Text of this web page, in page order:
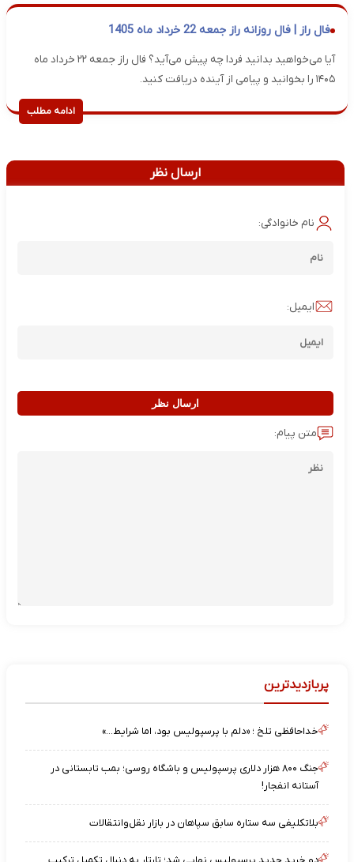
فال راز | فال روزانه راز جمعه 22 خرداد ماه 1405
آیا می‌خواهید بدانید فردا چه پیش می‌آید؟ فال راز جمعه ۲۲ خرداد ماه
۱۴۰۵ را بخوانید و پیامی از آینده دریافت کنید.
ادامه مطلب
ارسال نظر
نام خانوادگی:
ایمیل:
ارسال نظر
متن پیام:
پربازدیدترین
خداحافظی تلخ ؛ «دلم با پرسپولیس بود، اما شرایط…»
جنگ ۸۰۰ هزار دلاری پرسپولیس و باشگاه روسی؛ بمب تابستانی در
آستانه انفجار!
بلاتکلیفی سه ستاره سابق سپاهان در بازار نقل‌وانتقالات